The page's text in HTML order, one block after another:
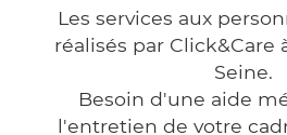
Les services aux
réalisés par Click&Care
Seine.
Besoin d'une aide
l'entretien de votre